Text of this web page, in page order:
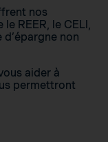
nos
REER, le CELI,
d’épargne non
aider à
permettront